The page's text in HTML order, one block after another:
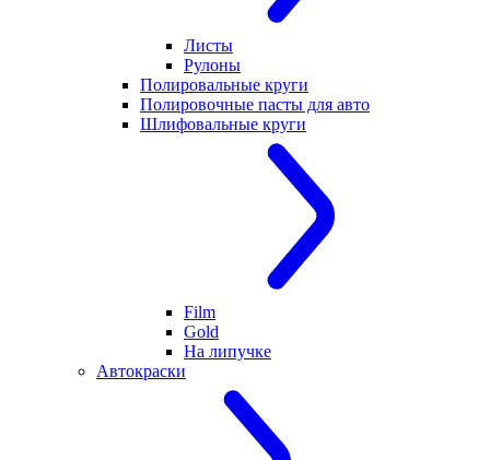
Листы
Рулоны
Полировальные круги
Полировочные пасты для авто
Шлифовальные круги
Film
Gold
На липучке
Автокраски